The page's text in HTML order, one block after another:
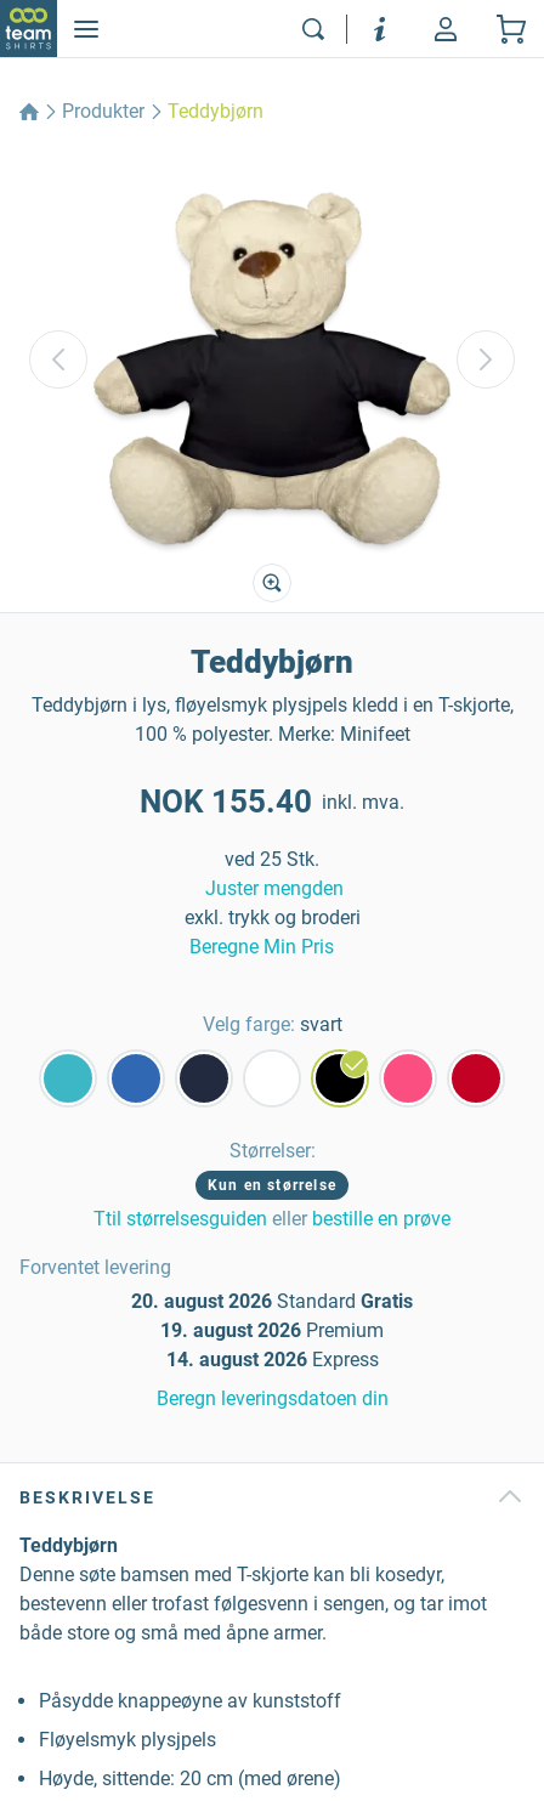
Produkter Teddybjørn
Teddybjørn
Teddybjørn i lys, fløyelsmyk plysjpels kledd i en T-skjorte,
100 % polyester. Merke: Minifeet
NOK 155.40 inkl. mva.
ved 25 Stk.
Juster mengden
exkl. trykk og broderi
Beregne Min Pris
Velg farge: svart
Størrelser:
Kun en størrelse
Ttil størrelsesguiden eller bestille en prøve
Forventet levering
20. august 2026 Standard Gratis
19. august 2026 Premium
14. august 2026 Express
Beregn leveringsdatoen din
BESKRIVELSE
Teddybjørn
Denne søte bamsen med T-skjorte kan bli kosedyr,
bestevenn eller trofast følgesvenn i sengen, og tar imot
både store og små med åpne armer.
Påsydde knappeøyne av kunststoff
Fløyelsmyk plysjpels
Høyde, sittende: 20 cm (med ørene)